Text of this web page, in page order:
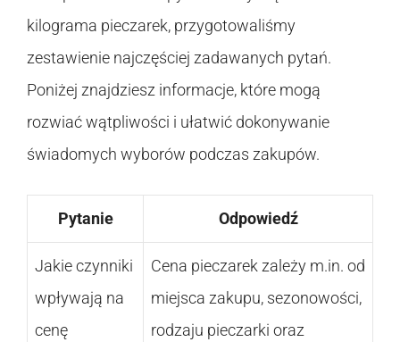
kilograma pieczarek, przygotowaliśmy
zestawienie najczęściej zadawanych pytań.
Poniżej znajdziesz informacje, które mogą
rozwiać wątpliwości i ułatwić dokonywanie
świadomych wyborów podczas zakupów.
Pytanie Odpowiedź
Jakie czynniki
wpływają na
cenę
Cena pieczarek zależy m.in. od
miejsca zakupu, sezonowości,
rodzaju pieczarki oraz